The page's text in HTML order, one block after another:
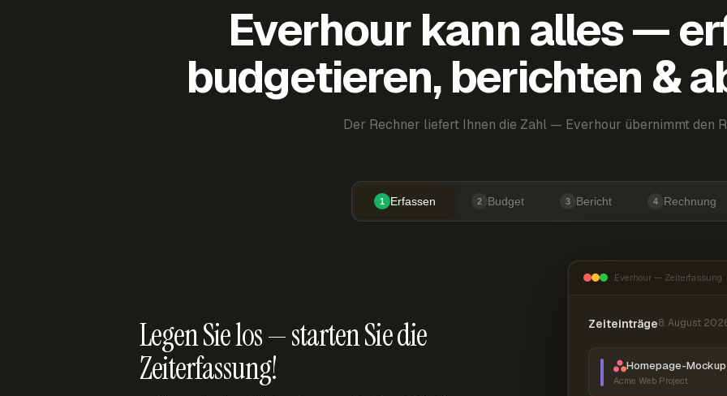
Everhour kann alles —
budgetieren, berichten &
Der Rechner liefert Ihnen die Zahl — Everhour übernimmt den
1 Erfassen 2 Budget 3 Bericht 4 Rechnung
Legen Sie los — starten Sie die
Zeiterfassung!
Everhour — Zeiterfassung
Zeiteinträge8. August
Homepage-
Acme Web Project